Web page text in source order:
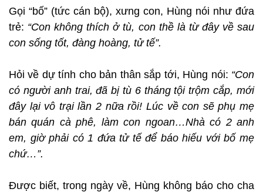
Gọi “bố” (tức cán bộ), xưng con, Hùng nói như đứa
trẻ: “Con không thích ở tù, con thề là từ đây về sau
con sống tốt, đàng hoàng, tử tế”.
Hỏi về dự tính cho bản thân sắp tới, Hùng nói: “Con
có người anh trai, đã bị tù 6 tháng tội trộm cắp, mới
đây lại vô trại lần 2 nữa rồi! Lúc về con sẽ phụ mẹ
bán quán cà phê, làm con ngoan…Nhà có 2 anh
em, giờ phải có 1 đứa tử tế để báo hiếu với bố mẹ
chứ…”.
Được biết, trong ngày về, Hùng không báo cho cha